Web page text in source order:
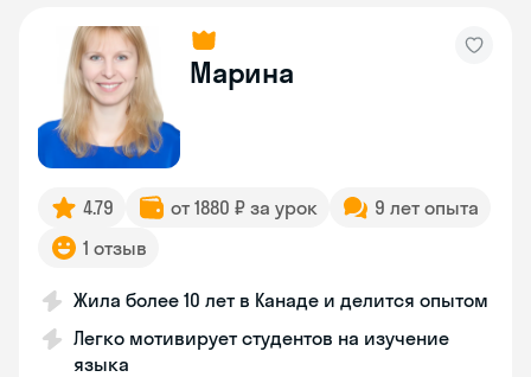
Марина
4.79 от 1880 ₽ за урок
9 лет опыта
1 отзыв
Жила более 10 лет в Канаде и делится опытом
Легко мотивирует студентов на изучение
языка